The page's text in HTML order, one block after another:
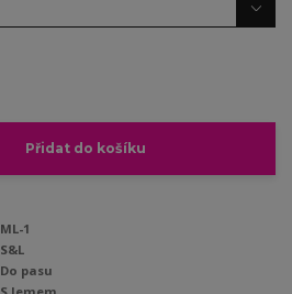
Přidat do košíku
ML-1
S&L
Do pasu